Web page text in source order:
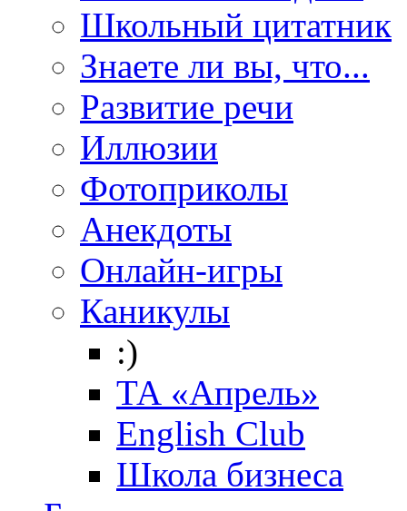
Школьный цитатник
Знаете ли вы, что...
Развитие речи
Иллюзии
Фотоприколы
Анекдоты
Онлайн-игры
Каникулы
:)
ТА «Апрель»
English Club
Школа бизнеса